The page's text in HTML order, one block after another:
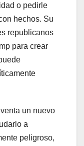
o pedirle
hechos. Su
republicanos
para crear
un nuevo
a
peligroso,